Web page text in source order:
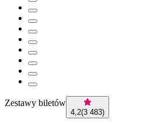
Zestawy biletów
4,2(3 483)